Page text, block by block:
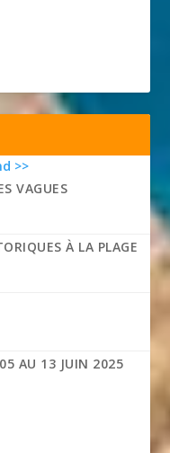
>>
VAGUES
À LA PLAGE
AU 13 JUIN 2025